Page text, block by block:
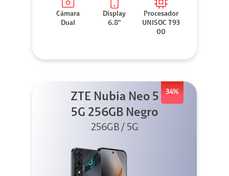
Cámara
Dual
Display
6.8"
Procesador
UNISOC T93
00
34%
ZTE Nubia Neo 5
5G 256GB Negro
256GB / 5G